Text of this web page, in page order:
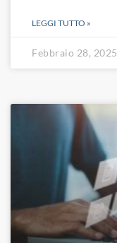
LEGGI TUTTO »
Febbraio 28, 2025